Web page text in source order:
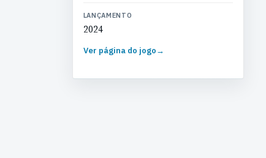
LANÇAMENTO
2024
Ver página do jogo→